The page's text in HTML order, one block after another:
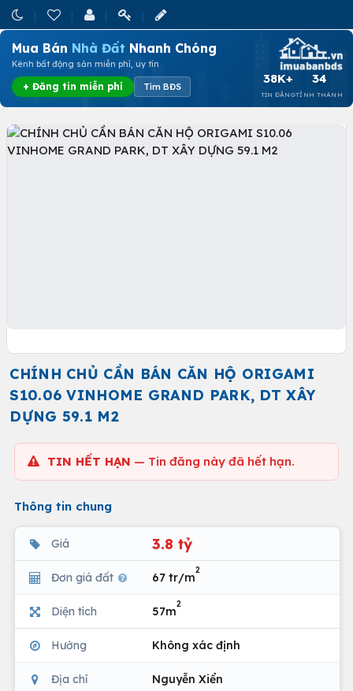
Mua Bán Nhà Đất Nhanh Chóng
Kênh bất động sản miễn phí, uy tín
+ Đăng tin miễn phí Tìm BĐS
38K+
TIN ĐĂNG
34
TỈNH THÀNH
CHÍNH CHỦ CẦN BÁN CĂN HỘ ORIGAMI
S10.06 VINHOME GRAND PARK, DT XÂY
DỰNG 59.1 M2
TIN HẾT HẠN — Tin đăng này đã hết hạn.
Thông tin chung
Giá 3.8 tỷ
Đơn giá đất 67 tr/m
2
Diện tích 57m
2
Hướng Không xác định
Địa chỉ Nguyễn Xiển